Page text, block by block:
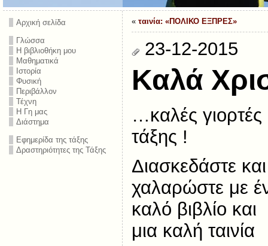
Αρχική σελίδα
Γλώσσα
Η βιβλιοθήκη μου
Μαθηματικά
Ιστορία
Φυσική
Περιβάλλον
Τέχνη
Η Γη μας
Διάστημα
Εφημερίδα της τάξης
Δραστηριότητες της Τάξης
« ταινία: «ΠΟΛΙΚΟ ΕΞΠΡΕΣ»
23-12-2015
Καλά
…καλές γιορτές
τάξης !
Διασκεδάστε και
χαλαρώστε με
καλό βιβλίο και
μια καλή ταινία